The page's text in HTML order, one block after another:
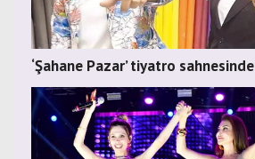
‘Şahane Pazar’ tiyatro sahnesinde